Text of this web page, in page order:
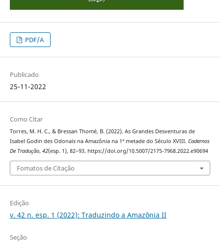
PDF/A
Publicado
25-11-2022
Como Citar
Torres, M. H. C., & Bressan Thomé, B. (2022). As Grandes Desventuras de
Isabel Godin des Odonais na Amazônia na 1ª metade do Século XVIII. Cadernos
De Tradução, 42(esp. 1), 82–93. https://doi.org/10.5007/2175-7968.2022.e90694
Fomatos de Citação
Edição
v. 42 n. esp. 1 (2022): Traduzindo a Amazônia II
Seção